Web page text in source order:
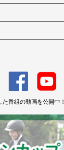
番組の動画を公開中！